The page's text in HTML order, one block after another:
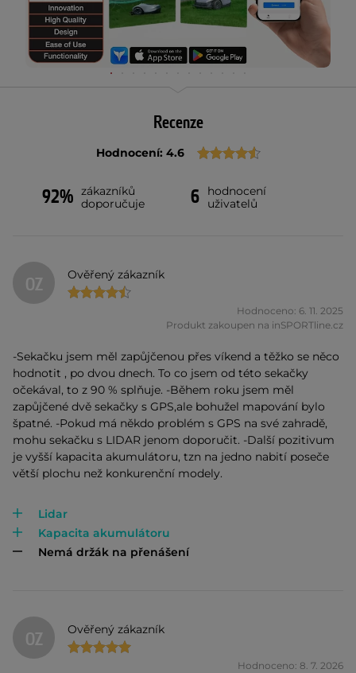
Recenze
Hodnocení: 4.6
92% zákazníků
doporučuje
6
hodnocení
uživatelů
OZ Ověřený zákazník
Hodnoceno: 6. 11. 2025
Produkt zakoupen na inSPORTline.cz
-Sekačku jsem měl zapůjčenou přes víkend a těžko se něco
hodnotit , po dvou dnech. To co jsem od této sekačky
očekával, to z 90 % splňuje. -Během roku jsem měl
zapůjčené dvě sekačky s GPS,ale bohužel mapování bylo
špatné. -Pokud má někdo problém s GPS na své zahradě,
mohu sekačku s LIDAR jenom doporučit. -Další pozitivum
je vyšší kapacita akumulátoru, tzn na jedno nabití poseče
větší plochu než konkurenční modely.
Lidar
Kapacita akumulátoru
Nemá držák na přenášení
OZ Ověřený zákazník
Hodnoceno: 8. 7. 2026